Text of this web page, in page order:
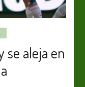
se aleja en